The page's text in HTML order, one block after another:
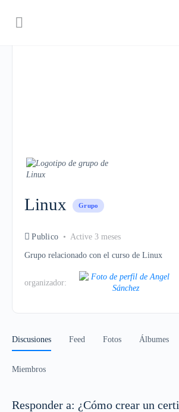
Linux Grupo
Publico Active 3 meses
Grupo relacionado con el curso de Linux
organizador:
Discusiones Feed Fotos Álbumes
Miembros
Responder a: ¿Cómo crear un